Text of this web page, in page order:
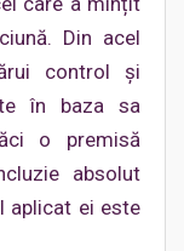
Din acel
control și
în baza sa
o premisă
absolut
aplicat ei este